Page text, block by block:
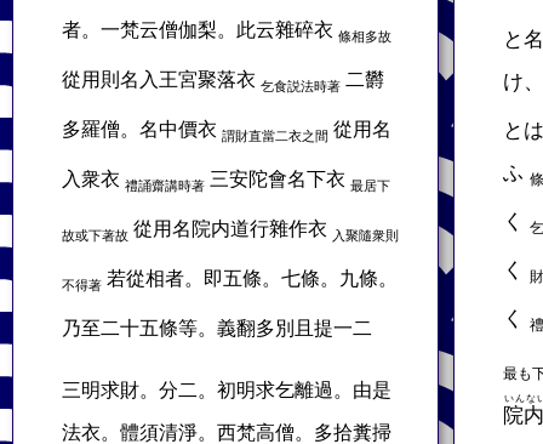
者。一梵云僧伽梨。此云雜碎衣 條相多故
從用則名入王宮聚落衣 乞食説法時著 二欝
多羅僧。名中價衣 謂財直當二衣之間 從用名
入衆衣 禮誦齋講時著 三安陀會名下衣 最居下
故或下著故 從用名院内道行雜作衣 入聚隨衆則
不得著 若從相者。即五條。七條。九條。
乃至二十五條等。義翻多別且提一二
三明求財。分二。初明求乞離過。由是
法衣。體須清淨。西梵高僧。多拾糞掃
と
け
と
ふ
く
く
く
最も
院
いんな